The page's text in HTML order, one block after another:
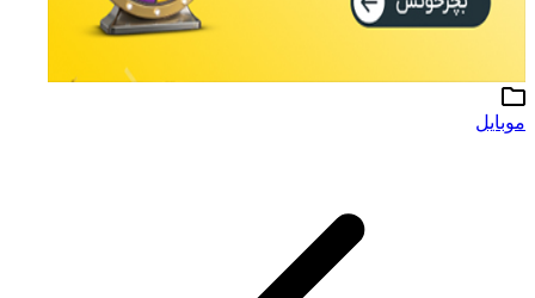
موبایل